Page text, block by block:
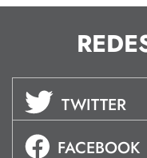
TWITTER
FACEBOOK